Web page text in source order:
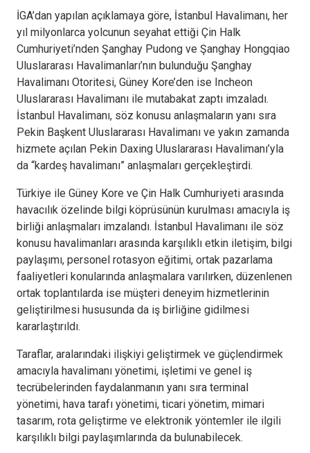
İGA’dan yapılan açıklamaya göre, İstanbul Havalimanı, her
yıl milyonlarca yolcunun seyahat ettiği Çin Halk
Cumhuriyeti’nden Şanghay Pudong ve Şanghay Hongqiao
Uluslararası Havalimanları’nın bulunduğu Şanghay
Havalimanı Otoritesi, Güney Kore’den ise Incheon
Uluslararası Havalimanı ile mutabakat zaptı imzaladı.
İstanbul Havalimanı, söz konusu anlaşmaların yanı sıra
Pekin Başkent Uluslararası Havalimanı ve yakın zamanda
hizmete açılan Pekin Daxing Uluslararası Havalimanı’yla
da “kardeş havalimanı” anlaşmaları gerçekleştirdi.
Türkiye ile Güney Kore ve Çin Halk Cumhuriyeti arasında
havacılık özelinde bilgi köprüsünün kurulması amacıyla iş
birliği anlaşmaları imzalandı. İstanbul Havalimanı ile söz
konusu havalimanları arasında karşılıklı etkin iletişim, bilgi
paylaşımı, personel rotasyon eğitimi, ortak pazarlama
faaliyetleri konularında anlaşmalara varılırken, düzenlenen
ortak toplantılarda ise müşteri deneyim hizmetlerinin
geliştirilmesi hususunda da iş birliğine gidilmesi
kararlaştırıldı.
Taraflar, aralarındaki ilişkiyi geliştirmek ve güçlendirmek
amacıyla havalimanı yönetimi, işletimi ve genel iş
tecrübelerinden faydalanmanın yanı sıra terminal
yönetimi, hava tarafı yönetimi, ticari yönetim, mimari
tasarım, rota geliştirme ve elektronik yöntemler ile ilgili
karşılıklı bilgi paylaşımlarında da bulunabilecek.